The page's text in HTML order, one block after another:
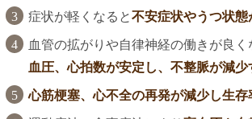
症状が軽くなると不安症状やうつ状態
血管の拡がりや自律神経の働きが良く
血圧、心拍数が安定し、不整脈が減少
心筋梗塞、心不全の再発が減少し生存